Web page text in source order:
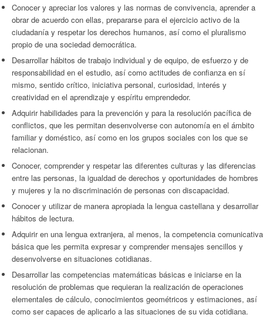
Conocer y apreciar los valores y las normas de convivencia, aprender a
obrar de acuerdo con ellas, prepararse para el ejercicio activo de la
ciudadanía y respetar los derechos humanos, así como el pluralismo
propio de una sociedad democrática.
Desarrollar hábitos de trabajo individual y de equipo, de esfuerzo y de
responsabilidad en el estudio, así como actitudes de confianza en sí
mismo, sentido crítico, iniciativa personal, curiosidad, interés y
creatividad en el aprendizaje y espíritu emprendedor.
Adquirir habilidades para la prevención y para la resolución pacífica de
conflictos, que les permitan desenvolverse con autonomía en el ámbito
familiar y doméstico, así como en los grupos sociales con los que se
relacionan.
Conocer, comprender y respetar las diferentes culturas y las diferencias
entre las personas, la igualdad de derechos y oportunidades de hombres
y mujeres y la no discriminación de personas con discapacidad.
Conocer y utilizar de manera apropiada la lengua castellana y desarrollar
hábitos de lectura.
Adquirir en una lengua extranjera, al menos, la competencia comunicativa
básica que les permita expresar y comprender mensajes sencillos y
desenvolverse en situaciones cotidianas.
Desarrollar las competencias matemáticas básicas e iniciarse en la
resolución de problemas que requieran la realización de operaciones
elementales de cálculo, conocimientos geométricos y estimaciones, así
como ser capaces de aplicarlo a las situaciones de su vida cotidiana.